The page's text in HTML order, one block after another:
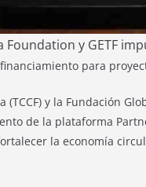
Foundation y GETF
para
(TCCF) y la Fundación
de la plataforma
la economía